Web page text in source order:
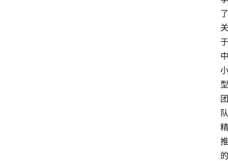
了
关
于
中
小
型
团
队
精
推
的